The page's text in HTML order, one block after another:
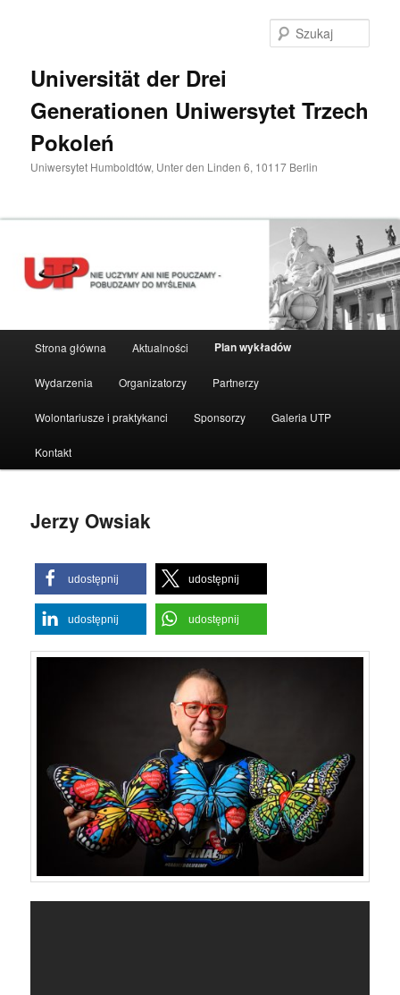
Universität der Drei
Generationen Uniwersytet Trzech
Pokoleń
Uniwersytet Humboldtów, Unter den Linden 6, 10117 Berlin
Strona główna Aktualności Plan wykładów
Wydarzenia Organizatorzy Partnerzy
Wolontariusze i praktykanci Sponsorzy Galeria UTP
Kontakt
Jerzy Owsiak
udostępnij udostępnij
udostępnij udostępnij